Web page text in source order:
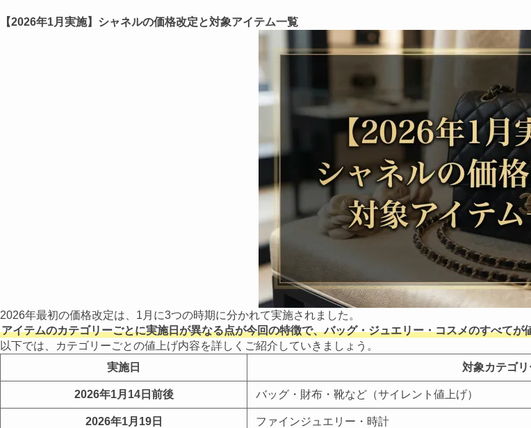
ボーイシャネルの価格推移
CHANEL19の価格推移
CHANEL22の価格推移
財布（ロングフラップウォレット等）の価格推移
シャネルが値上げを繰り返す理由
円安・為替変動による日本国内価格の調整
世界統一価格の維持（グローバルプライシング戦略）
原材料費・職人の人件費の高騰
ラグジュアリーブランドとしての希少性を守る戦略
次の値上げはいつ？2026年の価格改定を予測
シャネルを売るなら買取専科
【2026年1月実施】シャネルの価格改定と対象アイテム一覧
2026年最初の価格改定は、1月に3つの時期に分かれて実施されました。
アイテムのカテゴリーごとに実施日が異なる点が今回の特徴で、バッグ・ジュエリー・コスメのすべてが
以下では、カテゴリーごとの値上げ内容を詳しくご紹介していきましょう。
実施日
対象カテゴリ
2026年1月14日前後 バッグ・財布・靴など（サイレント値上げ）
2026年1月19日 ファインジュエリー・時計